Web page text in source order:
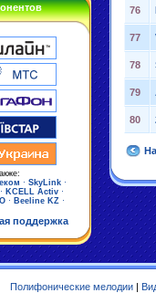
· SkyLink ·
· KCELL Activ ·
· Beeline KZ·
поддержка
76
77
78
79
80
Полифонические мелодии|